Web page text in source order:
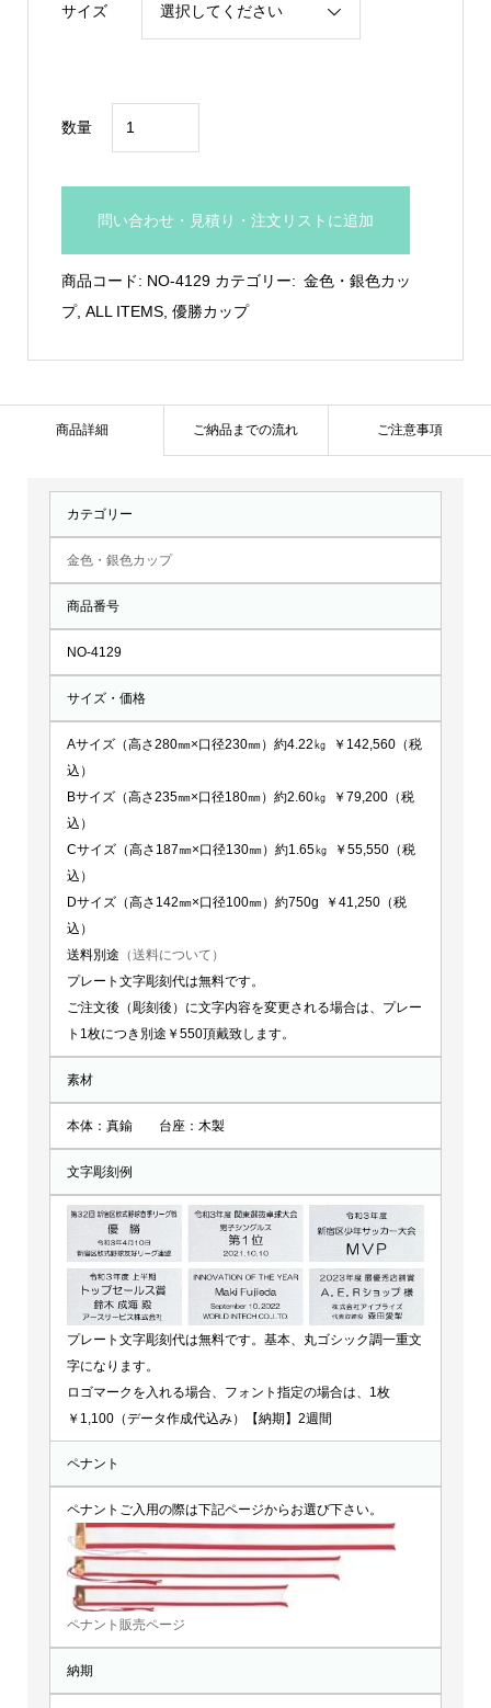
サイズ
数量
属
NO-
問い合わせ・見積り・注文リストに追加
商品コード: NO-4129 カテゴリー: 金色・銀色カッ
プ, ALL ITEMS, 優勝カップ
商品詳細 ご納品までの流れ ご注意事項
カテゴリー
金色・銀色カップ
商品番号
NO-4129
サイズ・価格
Aサイズ（高さ280㎜×口径230㎜）約4.22㎏ ￥142,560（税
込）
Bサイズ（高さ235㎜×口径180㎜）約2.60㎏ ￥79,200（税
込）
Cサイズ（高さ187㎜×口径130㎜）約1.65㎏ ￥55,550（税
込）
Dサイズ（高さ142㎜×口径100㎜）約750g ￥41,250（税
込）
送料別途 （送料について）
プレート文字彫刻代は無料です。
ご注文後（彫刻後）に文字内容を変更される場合は、プレー
ト1枚につき別途￥550頂戴致します。
素材
本体：真鍮 台座：木製
文字彫刻例
プレート文字彫刻代は無料です。基本、丸ゴシック調一重文
字になります。
ロゴマークを入れる場合、フォント指定の場合は、1枚
￥1,100（データ作成代込み）【納期】2週間
ペナント
ペナントご入用の際は下記ページからお選び下さい。
ペナント販売ページ
納期